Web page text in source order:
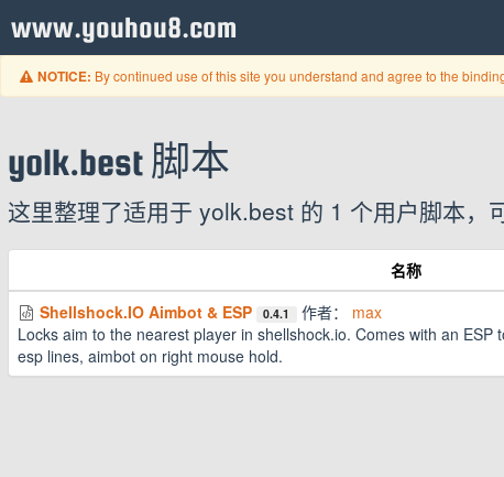
www.youhou8.com
NOTICE: By continued use of this site you understand and agree to the
yolk.best 脚本
这里整理了适用于 yolk.best 的 1 个用户脚本，
名称
Shellshock.IO Aimbot & ESP
0.4.1 作者： max
Locks aim to the nearest player in shellshock.io. Comes with an ESP
esp lines, aimbot on right mouse hold.